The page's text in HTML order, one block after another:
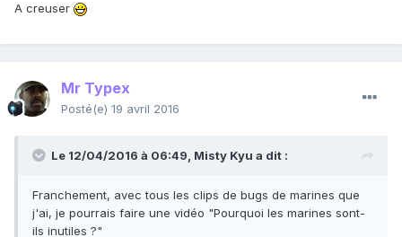
A creuser
Mr Typex
Posté(e) 19 avril 2016
Le 12/04/2016 à 06:49, Misty Kyu a dit :
Franchement, avec tous les clips de bugs de marines que
j'ai, je pourrais faire une vidéo "Pourquoi les marines sont-
ils inutiles ?"